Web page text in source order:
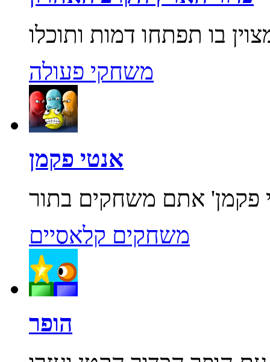
משחקי פעולה
אנטי פקמן
משחקים קלאסיים
הופר